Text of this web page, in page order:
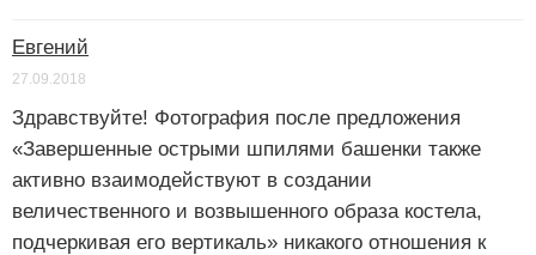
Евгений
27.09.2018
Здравствуйте! Фотография после предложения
«Завершенные острыми шпилями башенки также
активно взаимодействуют в создании
величественного и возвышенного образа костела,
подчеркивая его вертикаль» никакого отношения к